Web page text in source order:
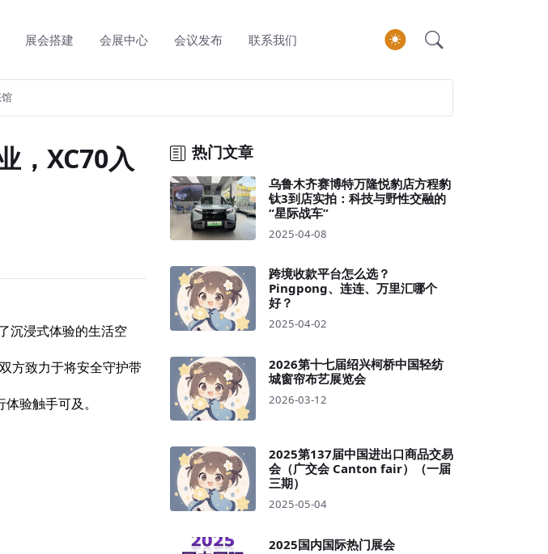
展会搭建 会展中心 会议发布 联系我们
，XC70入
沉浸式体验的生活空
方致力于将安全守护带
验触手可及。
热门文章
乌鲁木齐赛博特万隆悦豹店方程豹
钛3到店实拍：科技与野性交融的
“星际战车”
2025-04-08
跨境收款平台怎么选？
Pingpong、连连、万里汇哪个
好？
2025-04-02
2026第十七届绍兴柯桥中国轻纺
城窗帘布艺展览会
2026-03-12
2025第137届中国进出口商品交易
会（广交会 Canton fair）（一届
三期）
2025-05-04
2025国内国际热门展会